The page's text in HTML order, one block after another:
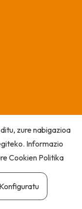
zure nabigazioa
Informazio
Cookien Politika
Konfiguratu